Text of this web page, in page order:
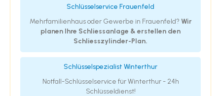
Schlüsselservice Frauenfeld
Mehrfamilienhaus oder Gewerbe in Frauenfeld? Wir
planen Ihre Schliessanlage & erstellen den
Schliesszylinder-Plan.
Schlüsselspezialist Winterthur
Notfall-Schlüsselservice für Winterthur - 24h
Schlüsseldienst!